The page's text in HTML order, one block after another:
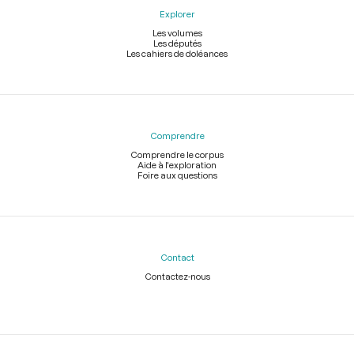
Explorer
Les volumes
Les députés
Les cahiers de doléances
Comprendre
Comprendre le corpus
Aide à l'exploration
Foire aux questions
Contact
Contactez-nous
Légal